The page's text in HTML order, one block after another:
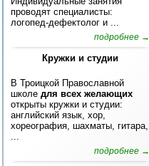
проводят специалисты:
логопед-дефектолог и ...
подробнее →
Кружки и студии
В Троицкой Православной
школе для всех желающих
открыты кружки и студии:
английский язык, хор,
хореография, шахматы, гитара,
...
подробнее →